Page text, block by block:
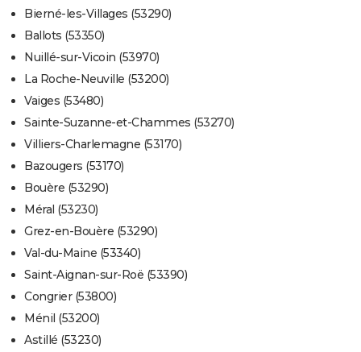
Bierné-les-Villages (53290)
Ballots (53350)
Nuillé-sur-Vicoin (53970)
La Roche-Neuville (53200)
Vaiges (53480)
Sainte-Suzanne-et-Chammes (53270)
Villiers-Charlemagne (53170)
Bazougers (53170)
Bouère (53290)
Méral (53230)
Grez-en-Bouère (53290)
Val-du-Maine (53340)
Saint-Aignan-sur-Roë (53390)
Congrier (53800)
Ménil (53200)
Astillé (53230)